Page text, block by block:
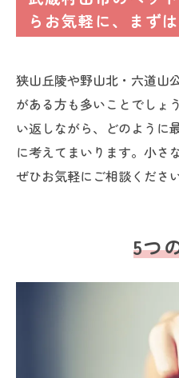
らお気軽に、まず
狭山丘陵や野山北・六道山
がある方も多いことでしょ
い返しながら、どのように
に考えてまいります。小さ
ぜひお気軽にご相談ください
5つ